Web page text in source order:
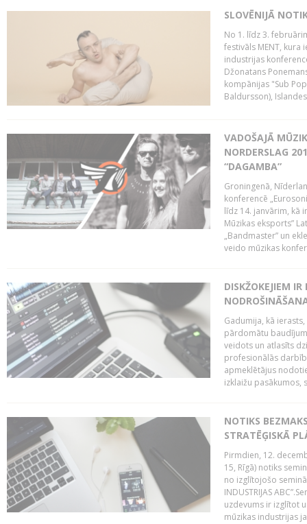
SLOVĒNIJĀ
No 1. līdz 3.
festivāls MENT, kura
industrijas
Džonatans
kompānijas "Sub
Baldursson),
VADOŠAJĀ
NORDERSLAG
“DAGAMBA”
Groningenā,
konferencē
līdz 14. janvārim, kā
Mūzikas eksports”
„Bandmaster” un
veido mūzikas
DISKŽOKEJIEM
Gadumija, kā
pārdomātu
veidots un atlasīts
profesionālās
apmeklētājus
izklaižu pasākumos,
NOTIKS
STRATĒĢISKĀ
Pirmdien, 12.
15, Rīgā) notiks
no izglītojošo
INDUSTRIJAS
uzdevums ir izglītot
mūzikas industrijas